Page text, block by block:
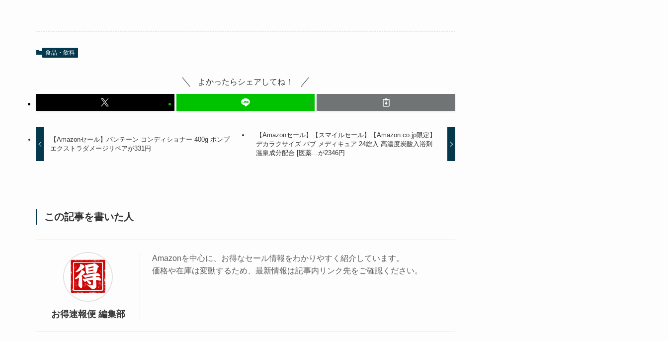
食品・飲料
よかったらシェアしてね！
【Amazonセール】パンテーン コンディショナー 400g ポンプ
エクストラダメージリペアが331円
【Amazonセール】【スマイルセール】【Amazon.co.jp限定】
デカラクサイズ バブ メディキュア 24錠入 高濃度炭酸入浴剤
温泉成分配合 [医薬…が2346円
この記事を書いた人
お得速報便 編集部
Amazonを中心に、お得なセール情報をわかりやすく紹介しています。
価格や在庫は変動するため、最新情報は記事内リンク先をご確認ください。